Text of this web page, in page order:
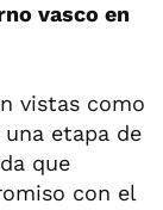
vasco en
vistas como
etapa de
que
con el